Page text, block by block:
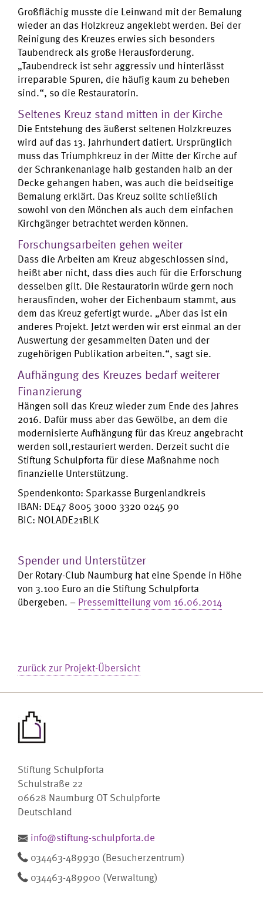
Großflächig musste die Leinwand mit der Bemalung
wieder an das Holzkreuz angeklebt werden. Bei der
Reinigung des Kreuzes erwies sich besonders
Taubendreck als große Herausforderung.
„Taubendreck ist sehr aggressiv und hinterlässt
irreparable Spuren, die häufig kaum zu beheben
sind.“, so die Restauratorin.
Seltenes Kreuz stand mitten in der Kirche
Die Entstehung des äußerst seltenen Holzkreuzes
wird auf das 13. Jahrhundert datiert. Ursprünglich
muss das Triumphkreuz in der Mitte der Kirche auf
der Schrankenanlage halb gestanden halb an der
Decke gehangen haben, was auch die beidseitige
Bemalung erklärt. Das Kreuz sollte schließlich
sowohl von den Mönchen als auch dem einfachen
Kirchgänger betrachtet werden können.
Forschungsarbeiten gehen weiter
Dass die Arbeiten am Kreuz abgeschlossen sind,
heißt aber nicht, dass dies auch für die Erforschung
desselben gilt. Die Restauratorin würde gern noch
herausfinden, woher der Eichenbaum stammt, aus
dem das Kreuz gefertigt wurde. „Aber das ist ein
anderes Projekt. Jetzt werden wir erst einmal an der
Auswertung der gesammelten Daten und der
zugehörigen Publikation arbeiten.“, sagt sie.
Aufhängung des Kreuzes bedarf weiterer
Finanzierung
Hängen soll das Kreuz wieder zum Ende des Jahres
2016. Dafür muss aber das Gewölbe, an dem die
modernisierte Aufhängung für das Kreuz angebracht
werden soll,restauriert werden. Derzeit sucht die
Stiftung Schulpforta für diese Maßnahme noch
finanzielle Unterstützung.
Spendenkonto: Sparkasse Burgenlandkreis
IBAN: DE47 8005 3000 3320 0245 90
BIC: NOLADE21BLK
Spender und Unterstützer
Der Rotary-Club Naumburg hat eine Spende in Höhe
von 3.100 Euro an die Stiftung Schulpforta
übergeben. – Pressemitteilung vom 16.06.2014
zurück zur Projekt-Übersicht
Stiftung Schulpforta
Schulstraße 22
06628 Naumburg OT Schulpforte
Deutschland
info@stiftung-schulpforta.de
034463-489930 (Besucherzentrum)
034463-489900 (Verwaltung)